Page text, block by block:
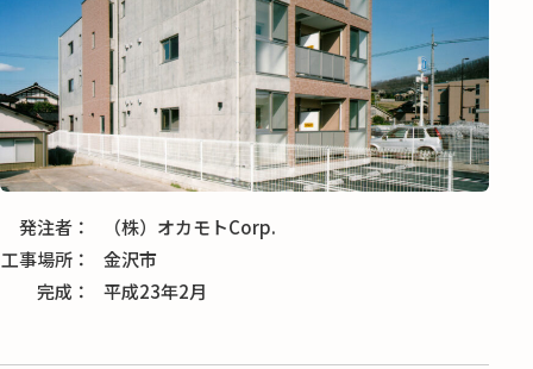
発注者
（株）オカモトCorp.
工事場所
金沢市
完成
平成23年2月